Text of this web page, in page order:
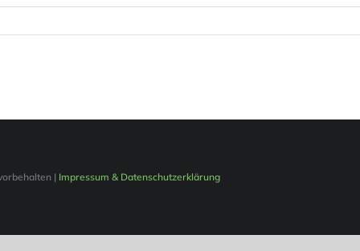
| Impressum & Datenschutzerklärung